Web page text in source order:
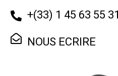
+(33) 1 45 63 55 31
NOUS ECRIRE